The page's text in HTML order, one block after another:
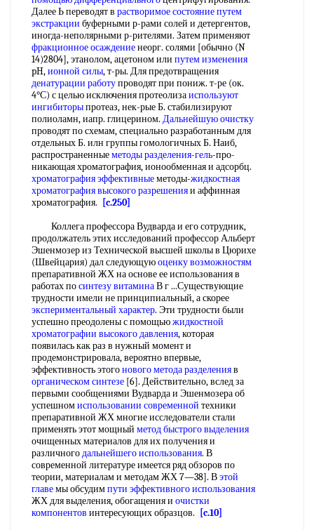
Далее Ь переводят в растворимое состояниепутем
экстракции буферными р-рами солей и детергентов,
иногда-неполярными р-рителями. Затем применяют
фракционное осаждениенеорг. солями [обычно (N
14)2804], этанолом, ацетоном или путем изменения
pH,ионной силы, т-ры. Для предотвращения
денатурации работупроводят при пониж. т-ре (ок.
4°С) с целью исключения протеолизаиспользуют
ингибиторыпротеаз, нек-рые Б. стабилизируют
полиоламн, иапр. глицерином. Дальнейшую очистку
проводят по схемам, специально разработанным для
отдельных Б. илн группы гомологичных Б. Наиб,
распространенныеметоды разделения-гель-про-
никающая хроматография, ионообменная и адсорбц.
хроматография эффективныеметоды-жидкостная
хроматография высокого разрешенияи аффинная
хроматография.
[c.250]
Коллега профессора Вудварда и его сотрудник,
продолжатель этих исследований профессор Альберт
Эшенмозер из Технической высшей школы в Цюрихе
(Швейцария) дал следующуюоценку возможностям
препаративной ЖХ на основе ее использования в
работах посинтезу витаминаВ г ...Существующие
трудности имели не принципиальный, а скорее
экспериментальный характер. Эти трудности были
успешно преодолены с помощьюжидкостной
хроматографии высокого давления, которая
появилась как раз в нужный момент и
продемонстрировала, вероятно впервые,
эффективность этогонового метода разделенияв
органическом синтезе [6]. Действительно, вслед за
первыми сообщениями Вудварда и Эшенмозера об
успешномиспользовании современной техники
препаративной ЖХ многие исследователи стали
применять этот мощный метод быстрого выделения
очищенных материалов для их получения и
различногодальнейшего использования. В
современной литературе имеется ряд обзоров по
теории, материалам и методам ЖХ 7—38]. Вэтой
главемы обсудимпути эффективного использования
ЖХ для выделения, обогащения и очистки
компонентов интересующих образцов.
[c.10]